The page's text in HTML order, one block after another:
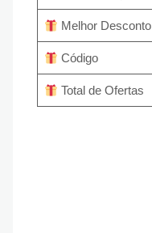
Melhor Desconto
Código
Total de Ofertas